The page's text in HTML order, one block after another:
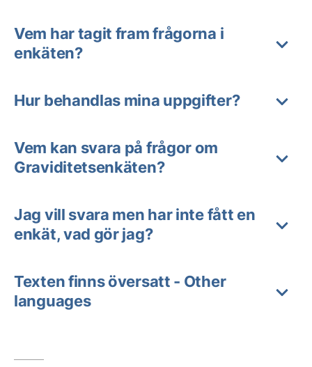
Vem har tagit fram frågorna i
enkäten?
Hur behandlas mina uppgifter?
Vem kan svara på frågor om
Graviditetsenkäten?
Jag vill svara men har inte fått en
enkät, vad gör jag?
Texten finns översatt - Other
languages